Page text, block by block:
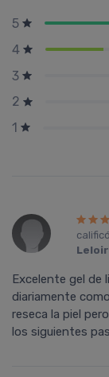
5
4
3
2
1
Leloir
Excelente gel de
diariamente
reseca la piel
los siguientes